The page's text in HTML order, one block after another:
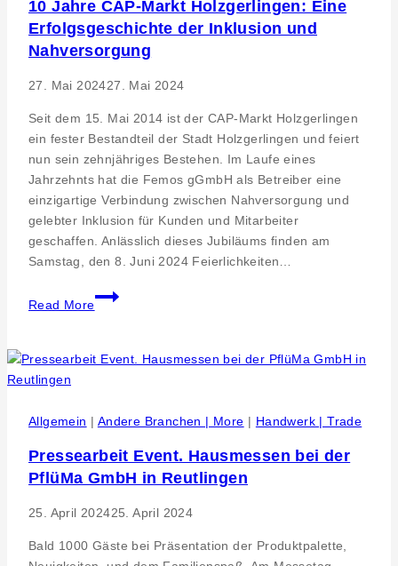
10 Jahre CAP-Markt Holzgerlingen: Eine
Erfolgsgeschichte der Inklusion und
Nahversorgung
27. Mai 202427. Mai 2024
Seit dem 15. Mai 2014 ist der CAP-Markt Holzgerlingen
ein fester Bestandteil der Stadt Holzgerlingen und feiert
nun sein zehnjähriges Bestehen. Im Laufe eines
Jahrzehnts hat die Femos gGmbH als Betreiber eine
einzigartige Verbindung zwischen Nahversorgung und
gelebter Inklusion für Kunden und Mitarbeiter
geschaffen. Anlässlich dieses Jubiläums finden am
Samstag, den 8. Juni 2024 Feierlichkeiten…
Read More
10
Jahre
Markt
Erfolgsgeschichte
Inklusion
und
Allgemein | Andere Branchen | More | Handwerk | Trade
Pressearbeit Event. Hausmessen bei der
PflüMa GmbH in Reutlingen
25. April 202425. April 2024
Bald 1000 Gäste bei Präsentation der Produktpalette,